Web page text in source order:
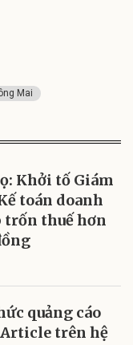
Mai
Khởi tố Giám
toán doanh
trốn thuế hơn
quảng cáo
trên hệ